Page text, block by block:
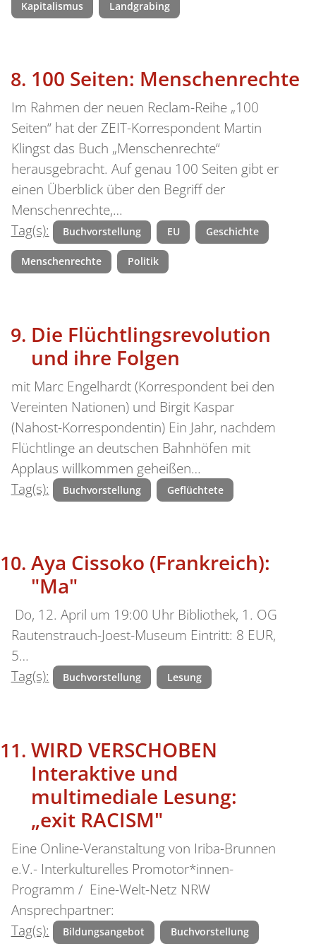
Kapitalismus Landgrabing
100 Seiten: Menschenrechte
Im Rahmen der neuen Reclam-Reihe „100
Seiten“ hat der ZEIT-Korrespondent Martin
Klingst das Buch „Menschenrechte“
herausgebracht. Auf genau 100 Seiten gibt er
einen Überblick über den Begriff der
Menschenrechte,…
Tag(s):
Buchvorstellung EU Geschichte
Menschenrechte Politik
Die Flüchtlingsrevolution
und ihre Folgen
mit Marc Engelhardt (Korrespondent bei den
Vereinten Nationen) und Birgit Kaspar
(Nahost-Korrespondentin) Ein Jahr, nachdem
Flüchtlinge an deutschen Bahnhöfen mit
Applaus willkommen geheißen…
Tag(s):
Buchvorstellung Geflüchtete
Aya Cissoko (Frankreich):
"Ma"
Do, 12. April um 19:00 Uhr Bibliothek, 1. OG
Rautenstrauch-Joest-Museum Eintritt: 8 EUR,
5…
Tag(s):
Buchvorstellung Lesung
WIRD VERSCHOBEN
Interaktive und
multimediale Lesung:
„exit RACISM"
Eine Online-Veranstaltung von Iriba-Brunnen
e.V.- Interkulturelles Promotor*innen-
Programm / Eine-Welt-Netz NRW
Ansprechpartner:
Tag(s):
Bildungsangebot Buchvorstellung